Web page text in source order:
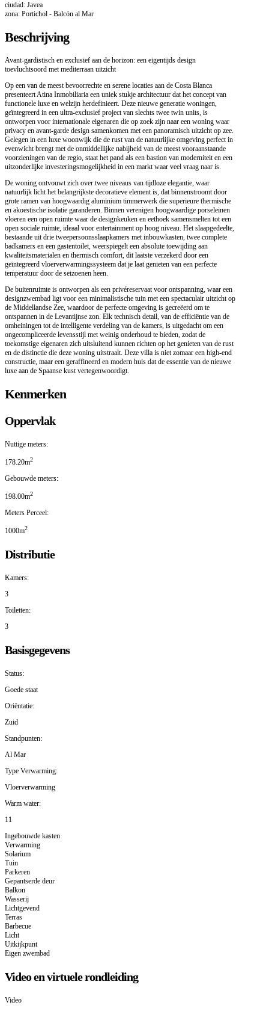
ciudad: Javea
zona: Portichol - Balcón al Mar
Beschrijving
Avant-gardistisch en exclusief aan de horizon: een eigentijds design
toevluchtsoord met mediterraan uitzicht
Op een van de meest bevoorrechte en serene locaties aan de Costa Blanca
presenteert Atina Inmobiliaria een uniek stukje architectuur dat het concept van
functionele luxe en welzijn herdefinieert. Deze nieuwe generatie woningen,
geïntegreerd in een ultra-exclusief project van slechts twee twin units, is
ontworpen voor internationale eigenaren die op zoek zijn naar een woning waar
privacy en avant-garde design samenkomen met een panoramisch uitzicht op zee.
Gelegen in een luxe woonwijk die de rust van de natuurlijke omgeving perfect in
evenwicht brengt met de onmiddellijke nabijheid van de meest vooraanstaande
voorzieningen van de regio, staat het pand als een bastion van moderniteit en een
uitzonderlijke investeringsmogelijkheid in een markt waar veel vraag naar is.
De woning ontvouwt zich over twee niveaus van tijdloze elegantie, waar
natuurlijk licht het belangrijkste decoratieve element is, dat binnenstroomt door
grote ramen van hoogwaardig aluminium timmerwerk die superieure thermische
en akoestische isolatie garanderen. Binnen verenigen hoogwaardige porseleinen
vloeren een open ruimte waar de designkeuken en eethoek samensmelten tot een
open sociale ruimte, ideaal voor entertainment op hoog niveau. Het slaapgedeelte,
bestaande uit drie tweepersoonsslaapkamers met inbouwkasten, twee complete
badkamers en een gastentoilet, weerspiegelt een absolute toewijding aan
kwaliteitsmaterialen en thermisch comfort, dit laatste verzekerd door een
geïntegreerd vloerverwarmingssysteem dat je laat genieten van een perfecte
temperatuur door de seizoenen heen.
De buitenruimte is ontworpen als een privéreservaat voor ontspanning, waar een
designzwembad ligt voor een minimalistische tuin met een spectaculair uitzicht op
de Middellandse Zee, waardoor de perfecte omgeving is gecreëerd om te
ontspannen in de Levantijnse zon. Elk technisch detail, van de efficiëntie van de
omheiningen tot de intelligente verdeling van de kamers, is uitgedacht om een
ongecompliceerde levensstijl met weinig onderhoud te bieden, zodat de
toekomstige eigenaren zich uitsluitend kunnen richten op het genieten van de rust
en de distinctie die deze woning uitstraalt. Deze villa is niet zomaar een high-end
constructie, maar een geraffineerd en modern huis dat de essentie van de nieuwe
luxe aan de Spaanse kust vertegenwoordigt.
Kenmerken
Oppervlak
Nuttige meters:
178.20m2
Gebouwde meters:
198.00m2
Meters Perceel:
1000m2
Distributie
Kamers:
3
Toiletten:
3
Basisgegevens
Status:
Goede staat
Oriëntatie:
Zuid
Standpunten:
Al Mar
Type Verwarming:
Vloerverwarming
Warm water:
11
Ingebouwde kasten
Verwarming
Solarium
Tuin
Parkeren
Gepantserde deur
Balkon
Wasserij
Lichtgevend
Terras
Barbecue
Licht
Uitkijkpunt
Eigen zwembad
Video en virtuele rondleiding
Video